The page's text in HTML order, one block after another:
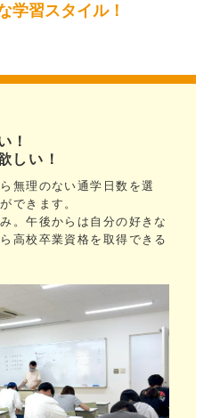
学習スタイル！
！
しい！
無理のない通学日数を選
できます。
。午後からは自分の好きな
高校卒業資格を取得できる